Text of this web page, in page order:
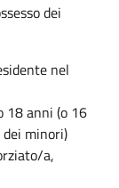
dei
nel
18 anni (o 16
minori)
a,